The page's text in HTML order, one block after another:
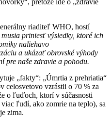
riaditeľ WHO, hostí
priniesť výsledky, ktoré ich
naliehavo
a ukázať obrovské výhody
pre naše zdravie a pohodu.
„fakty“: „Úmrtia z prehriatia“
celosvetovo vzrástli o 70 % za
o ľuďoch, ktorí v súčasnosti
ľudí, ako zomrie na teplo), sa
zima.